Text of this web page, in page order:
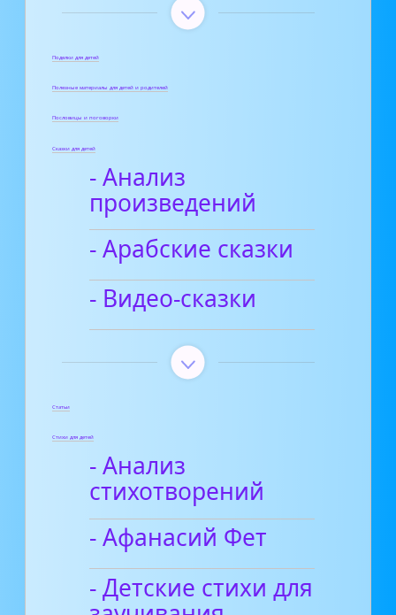
Поделки для детей
Полезные материалы для детей и родителей
Пословицы и поговорки
Сказки для детей
- Анализ
произведений
- Арабские сказки
- Видео-сказки
Статьи
Стихи для детей
- Анализ
стихотворений
- Афанасий Фет
- Детские стихи для